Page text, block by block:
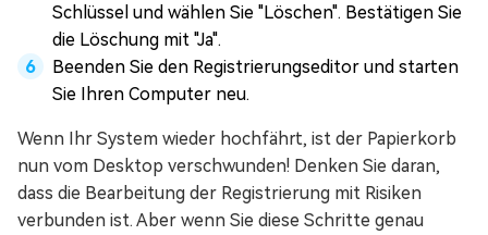
Schlüssel und wählen Sie "Löschen". Bestätigen Sie
die Löschung mit "Ja".
Beenden Sie den Registrierungseditor und starten
Sie Ihren Computer neu.
Wenn Ihr System wieder hochfährt, ist der Papierkorb
nun vom Desktop verschwunden! Denken Sie daran,
dass die Bearbeitung der Registrierung mit Risiken
verbunden ist. Aber wenn Sie diese Schritte genau